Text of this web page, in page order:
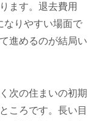
ます。退去費用
なりやすい場面で
進めるのが結局い
次の住まいの初期
ころです。長い目